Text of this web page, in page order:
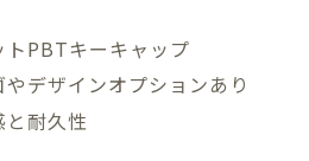
トPBTキーキャップ
デザインオプションあり
耐久性